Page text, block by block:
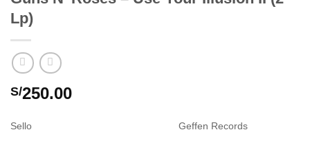
a la
Lp)
S/250.00
Sello Geffen Records